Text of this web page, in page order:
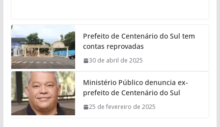
Prefeito de Centenário do Sul tem
contas reprovadas
30 de abril de 2025
Ministério Público denuncia ex-
prefeito de Centenário do Sul
25 de fevereiro de 2025